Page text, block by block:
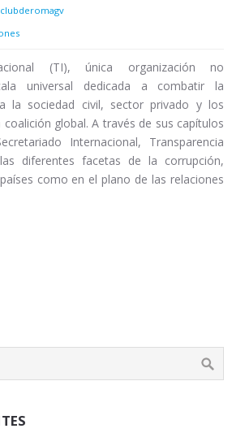
clubderomagv
(TI), única organización no
universal dedicada a combatir la
la sociedad civil, sector privado y los
global. A través de sus capítulos
Internacional, Transparencia
diferentes facetas de la corrupción,
como en el plano de las relaciones